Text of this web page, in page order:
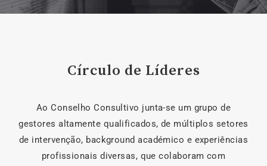
Círculo de Líderes
Ao Conselho Consultivo junta-se um grupo de
gestores altamente qualificados, de múltiplos setores
de intervenção, background académico e experiências
profissionais diversas, que colaboram com